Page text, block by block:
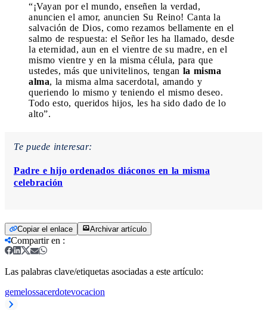
“¡Vayan por el mundo, enseñen la verdad,
anuncien el amor, anuncien Su Reino! Canta la
salvación de Dios, como rezamos bellamente en el
salmo de respuesta: el Señor les ha llamado, desde
la eternidad, aun en el vientre de su madre, en el
mismo vientre y en la misma célula, para que
ustedes, más que univitelinos, tengan la misma
alma, la misma alma sacerdotal, amando y
queriendo lo mismo y teniendo el mismo deseo.
Todo esto, queridos hijos, les ha sido dado de lo
alto”.
Te puede interesar:
Padre e hijo ordenados diáconos en la misma
celebración
Copiar el enlace Archivar artículo
Compartir en :
Las palabras clave/etiquetas asociadas a este artículo:
gemelossacerdotevocacion